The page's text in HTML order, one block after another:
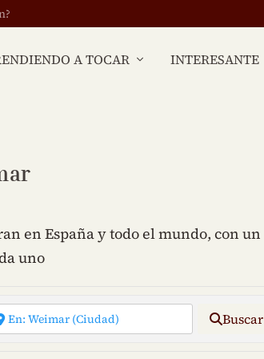
A TOCAR INTERESANTE
en España y todo el mundo, con un
uno
Buscar